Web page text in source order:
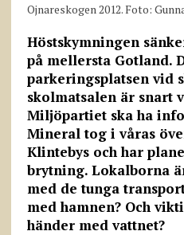
Ojnareskogen 2012. Foto:
Höstskymningen
på mellersta Gotland.
parkeringsplatsen vid
skolmatsalen är snart
Miljöpartiet ska ha
Mineral tog i våras
Klintebys och har
brytning. Lokalborna
med de tunga
med hamnen? Och
händer med vattnet?